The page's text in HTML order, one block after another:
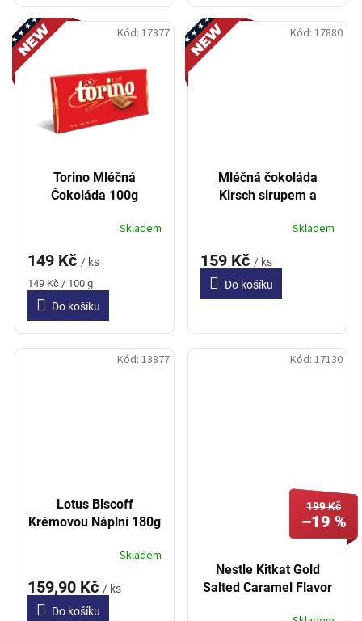
Novinka
Torino Mléčná
Čokoláda 100g
Skladem
149 Kč / ks
Měrná
cena:
149 Kč / 100 g
Do košíku
Kód: 17877 Novinka
Mléčná čokoláda
Kirsch sirupem a
Skladem
159 Kč / ks
Do košíku
Kód: 17880
Lotus Biscoff
Krémovou Náplní 180g
Skladem
159,90 Kč / ks
Do košíku
Kód: 13877
199 Kč
–19 %
Nestle Kitkat Gold
Salted Caramel Flavor
Kód: 17130